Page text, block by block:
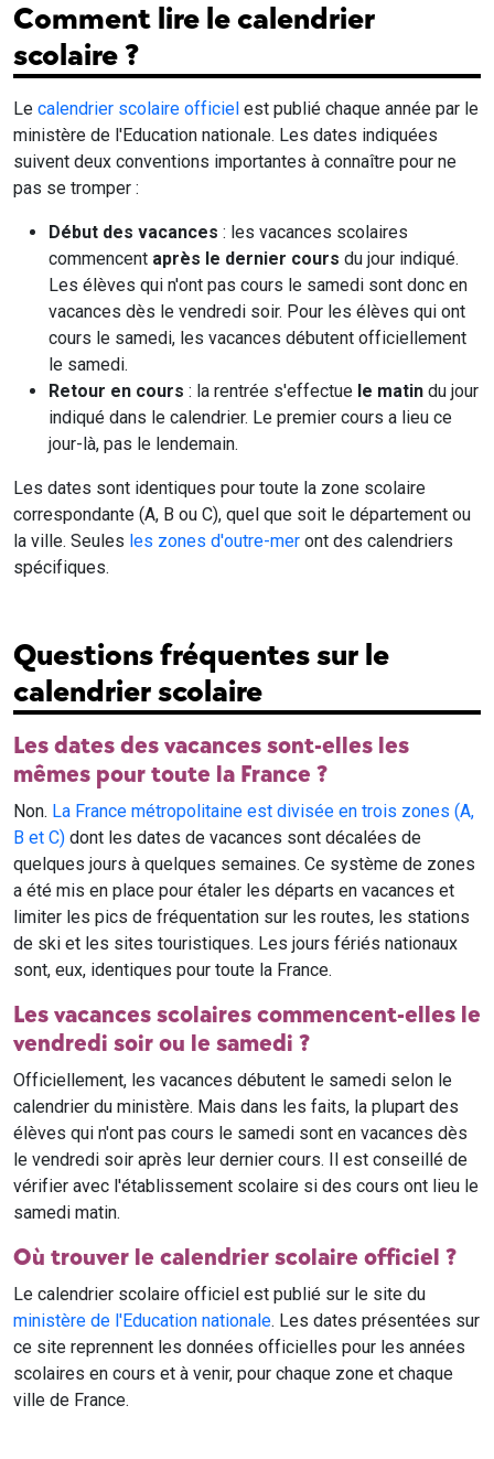
Comment lire le calendrier
scolaire ?
Le calendrier scolaire officiel est publié chaque année par le
ministère de l'Education nationale. Les dates indiquées
suivent deux conventions importantes à connaître pour ne
pas se tromper :
Début des vacances : les vacances scolaires
commencent après le dernier cours du jour indiqué.
Les élèves qui n'ont pas cours le samedi sont donc en
vacances dès le vendredi soir. Pour les élèves qui ont
cours le samedi, les vacances débutent officiellement
le samedi.
Retour en cours : la rentrée s'effectue le matin du jour
indiqué dans le calendrier. Le premier cours a lieu ce
jour-là, pas le lendemain.
Les dates sont identiques pour toute la zone scolaire
correspondante (A, B ou C), quel que soit le département ou
la ville. Seules les zones d'outre-mer ont des calendriers
spécifiques.
Questions fréquentes sur le
calendrier scolaire
Les dates des vacances sont-elles les
mêmes pour toute la France ?
Non. La France métropolitaine est divisée en trois zones (A,
B et C) dont les dates de vacances sont décalées de
quelques jours à quelques semaines. Ce système de zones
a été mis en place pour étaler les départs en vacances et
limiter les pics de fréquentation sur les routes, les stations
de ski et les sites touristiques. Les jours fériés nationaux
sont, eux, identiques pour toute la France.
Les vacances scolaires commencent-elles le
vendredi soir ou le samedi ?
Officiellement, les vacances débutent le samedi selon le
calendrier du ministère. Mais dans les faits, la plupart des
élèves qui n'ont pas cours le samedi sont en vacances dès
le vendredi soir après leur dernier cours. Il est conseillé de
vérifier avec l'établissement scolaire si des cours ont lieu le
samedi matin.
Où trouver le calendrier scolaire officiel ?
Le calendrier scolaire officiel est publié sur le site du
ministère de l'Education nationale. Les dates présentées sur
ce site reprennent les données officielles pour les années
scolaires en cours et à venir, pour chaque zone et chaque
ville de France.